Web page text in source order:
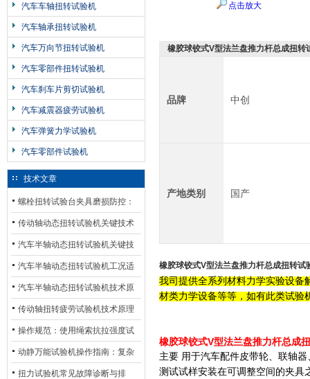
汽车车轴扭转试验机
汽车轴承扭转试验机
汽车万向节扭转试验机
汽车零部件扭转试验机
汽车刹车片剪切试验机
汽车减震器疲劳试验机
汽车弹簧力学试验机
汽车零部件试验机
技术文章
螺栓扭转试验台夹具磨损防控：
材质选型与表面处理的耐用性优
化
传动轴动态扭转试验机关键技术
及产业落地应用
汽车半轴动态扭转试验机关键技
术及产业落地应用
汽车半轴动态扭转试验机工况适
配与质控应用探析
汽车半轴动态扭转试验机技术原
理与行业应用
传动轴扭转疲劳试验机技术原理
与行业应用
操作规范：使用绳索抗拉强度试
验机的完整测试步骤
动静万能试验机操作指南：复杂
动态测试的标准化流程
扭力试验机常见故障诊断与排
点击放大
橡胶球铰式V型法兰盘推力杆总成扭转
品牌 中创
产地类别 国产
橡胶球铰式V型法兰盘推力杆总成扭转试
我司提供全系列材料力学实验设备
材类力学设备等等，如有此类试验
橡胶球铰式V型法兰盘推力杆总成
主要 用于汽车配件皮带轮、联轴
测试试样安装在可调整空间的夹具